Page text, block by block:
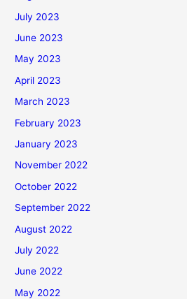
July 2023
June 2023
May 2023
April 2023
March 2023
February 2023
January 2023
November 2022
October 2022
September 2022
August 2022
July 2022
June 2022
May 2022